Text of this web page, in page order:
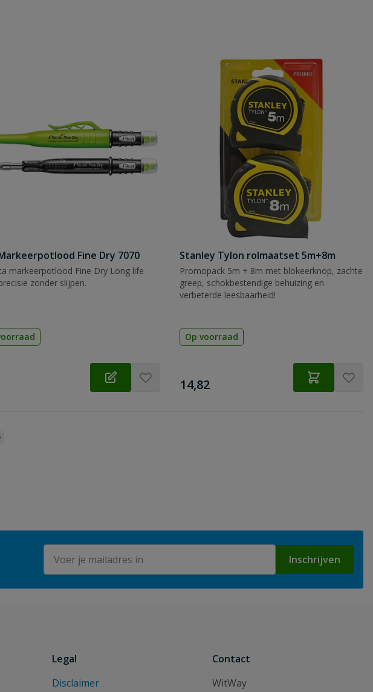
Fine Dry 7070
markeerpotlood Fine Dry Long life
zonder slijpen.
Stanley Tylon rolmaatset 5m+8m
Promopack 5m + 8m met blokeerknop, zachte
greep, schokbestendige behuizing en
verbeterde leesbaarheid!
Op voorraad
€
14,82
Inschrijven
Legal
Disclaimer
Contact
WitWay